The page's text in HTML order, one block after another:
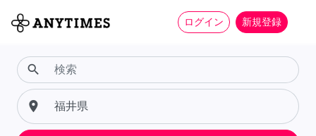
ログイン 新規登録
search
place